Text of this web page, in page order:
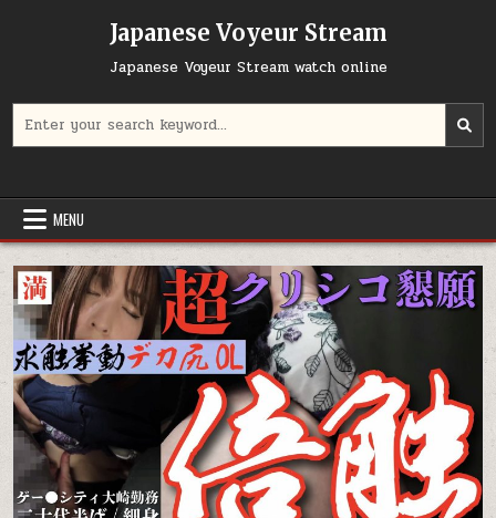
Japanese Voyeur Stream
Japanese Voyeur Stream watch online
for:
MENU